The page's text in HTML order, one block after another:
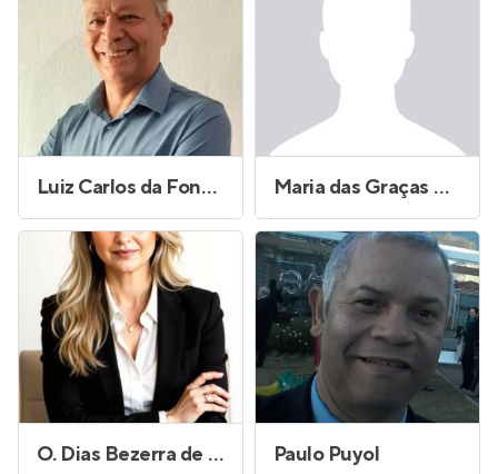
Luiz Carlos da Fonseca Maria das Graças Miranda da Silva
O. Dias Bezerra de Menezes Paulo Puyol